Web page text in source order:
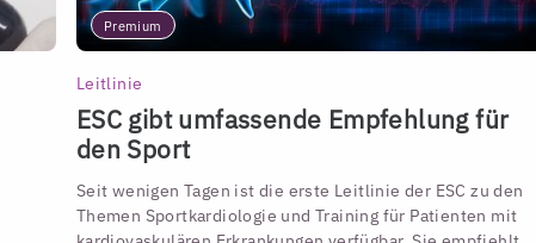
Premium
Leitlinie
ESC gibt umfassende Empfehlung für
den Sport
Seit wenigen Tagen ist die erste Leitlinie der ESC zu den
Themen Sportkardiologie und Training für Patienten mit